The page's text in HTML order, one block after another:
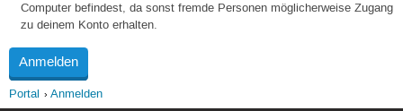
Computer befindest, da sonst fremde Personen möglicherweise Zugang
zu deinem Konto erhalten.
Portal Anmelden